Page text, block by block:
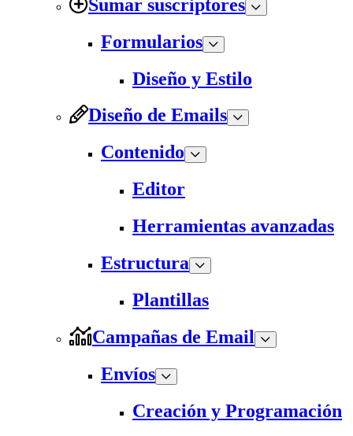
Sumar suscriptores
Formularios
Diseño y Estilo
Diseño de Emails
Contenido
Editor
Herramientas avanzadas
Estructura
Plantillas
Campañas de Email
Envíos
Creación y Programación